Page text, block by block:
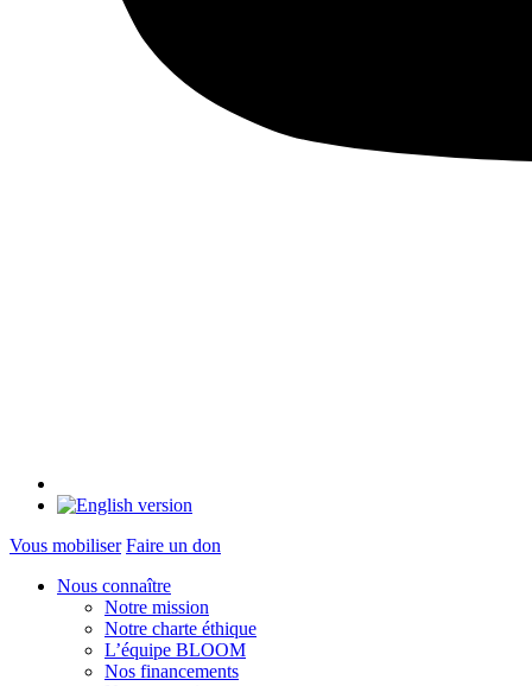
Vous mobiliser Faire un don
Nous connaître
Notre mission
Notre charte éthique
L’équipe BLOOM
Nos financements